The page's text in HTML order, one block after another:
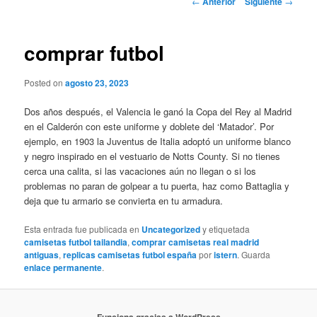
comprar futbol
Posted onagosto 23, 2023
Dos años después, el Valencia le ganó la Copa del Rey al Madrid
en el Calderón con este uniforme y doblete del ‘Matador’. Por
ejemplo, en 1903 la Juventus de Italia adoptó un uniforme blanco
y negro inspirado en el vestuario de Notts County. Si no tienes
cerca una calita, si las vacaciones aún no llegan o si los
problemas no paran de golpear a tu puerta, haz como Battaglia y
deja que tu armario se convierta en tu armadura.
Esta entrada fue publicada en Uncategorizedy etiquetada
camisetas futbol tailandia,comprar camisetas real madrid
antiguas,replicas camisetas futbol españaporistern. Guarda
enlace permanente.